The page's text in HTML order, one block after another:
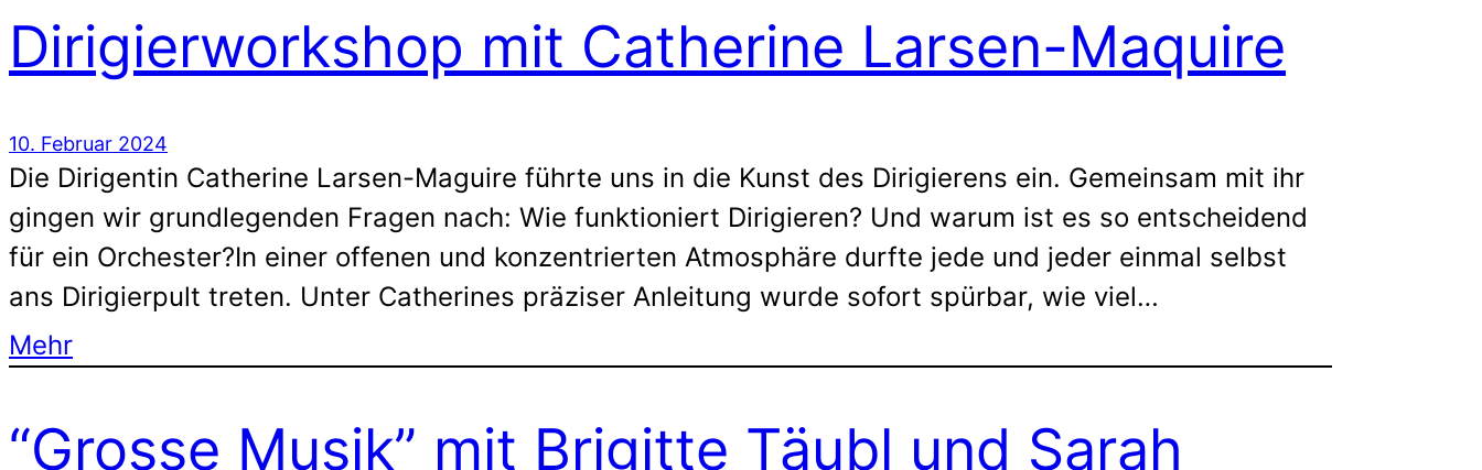
Dirigierworkshop mit Catherine Larsen-Maquire
10. Februar 2024
Die Dirigentin Catherine Larsen-Maguire führte uns in die Kunst des Dirigierens ein. Gemeinsam mit ihr
gingen wir grundlegenden Fragen nach: Wie funktioniert Dirigieren? Und warum ist es so entscheidend
für ein Orchester?In einer offenen und konzentrierten Atmosphäre durfte jede und jeder einmal selbst
ans Dirigierpult treten. Unter Catherines präziser Anleitung wurde sofort spürbar, wie viel…
Mehr
“Grosse Musik” mit Brigitte Täubl und Sarah